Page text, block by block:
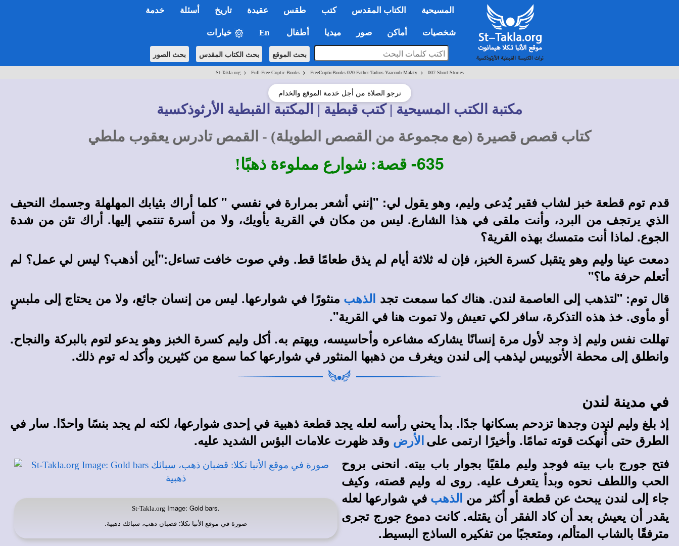
المسيحية الكتاب المقدس كتب طقس عقيدة تاريخ أسئلة خدمة
شخصيات أماكن صور ميديا أطفال En خيارات
بحث الموقع بحث الكتاب المقدس بحث الصور
St-Takla.org> Full-Free-Coptic-Books> FreeCopticBooks-020-Father-Tadros-Yaacoub-Malaty> 007-Short-Stories
نرجو الصلاة من أجل خدمة الموقع والخدام
مكتبة الكتب المسيحية | كتب قبطية | المكتبة القبطية الأرثوذكسية
كتاب قصص قصيرة (مع مجموعة من القصص الطويلة) - القمص تادرس يعقوب ملطي
635- قصة: شوارع مملوءة ذهبًا!
قدم توم قطعة خبز لشاب فقير يُدعى وليم، وهو يقول لي: "إنني أشعر بمرارة في نفسي " كلما أراك بثيابك المهلهلة وجسمك النحيف
الذي يرتجف من البرد، وأنت ملقى في هذا الشارع. ليس من مكان في القرية يأويك، ولا من أسرة تنتمي إليها. أراك تئن من شدة
الجوع. لماذا أنت متمسك بهذه القرية؟
دمعت عينا وليم وهو يتقبل كسرة الخبز، فإن له ثلاثة أيام لم يذق طعامًا قط. وفي صوت خافت تساءل:"أين أذهب؟ ليس لي عمل؟ لم
أتعلم حرفة ما؟"
قال توم: "لتذهب إلى العاصمة لندن. هناك كما سمعت تجد
الذهب منثورًا في شوارعها. ليس من إنسان جائع، ولا من يحتاج إلى ملبسٍ
أو مأوى. خذ هذه التذكرة، سافر لكي تعيش ولا تموت هنا في القرية".
تهللت نفس وليم إذ وجد لأول مرة إنسانًا يشاركه مشاعره وأحاسيسه، ويهتم به. أكل وليم كسرة الخبز وهو يدعو لتوم بالبركة والنجاح.
وانطلق إلى محطة الأتوبيس ليذهب إلى لندن ويغرف من ذهبها المنثور في شوارعها كما سمع من كثيرين وأكد له توم ذلك.
في مدينة لندن
إذ بلغ وليم لندن وجدها تزدحم بسكانها جدًا. بدأ يحني رأسه لعله يجد قطعة ذهبية في إحدى شوارعها، لكنه لم يجد بنسًا واحدًا. سار في
الطرق حتى أُنهكت قوته تمامًا. وأخيرًا ارتمى على الأرض وقد ظهرت علامات البؤس الشديد عليه.
St-Takla.org Image: Gold bars.
صورة في موقع الأنبا تكلا: قضبان ذهب، سبائك ذهبية.
فتح جورج باب بيته فوجد وليم ملقيًا بجوار باب بيته. انحنى بروح
الحب واللطف نحوه وبدأ يتعرف عليه. روى له وليم قصته، وكيف
جاء إلى لندن يبحث عن قطعة أو أكثر من
الذهب في شوارعها لعله
يقدر أن يعيش بعد أن كاد الفقر أن يقتله. كانت دموع جورج تجرى
مترفقًا بالشاب المتألم، ومتعجبًا من تفكيره الساذج البسيط.